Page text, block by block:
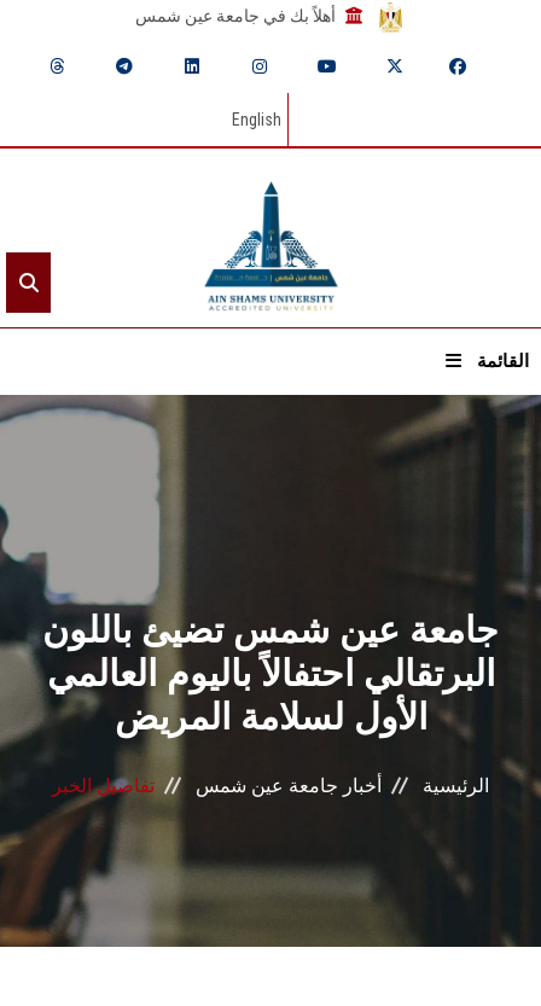
أهلاً بك في جامعة عين شمس
English
القائمة
الرئيسيـة
القطاعـات
الشئون الأكاديمية
البحث العلمي
المراكز والوحدات
الأنظمة الذكية
جامعة عين شمس تضيئ باللون
البرتقالي احتفالاً باليوم العالمي
الأول لسلامة المريض
الرئيسية أخبار جامعة عين شمس تفاصيل الخبر